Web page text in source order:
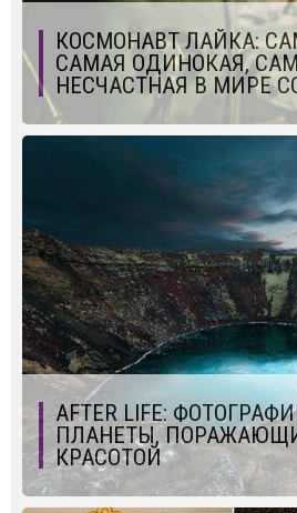
КОСМОНАВТ ЛАЙКА:
САМАЯ ОДИНОКАЯ,
НЕСЧАСТНАЯ В МИРЕ
AFTER LIFE:
ПЛАНЕТЫ,
КРАСОТОЙ